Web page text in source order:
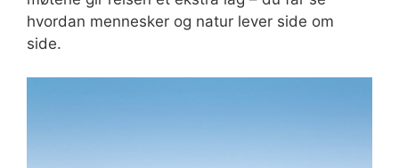
hvordan mennesker og natur lever side om
side.